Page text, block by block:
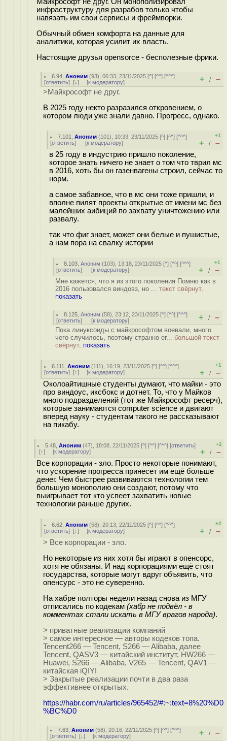
инфраструктуру для разрабов только чтобы
навязать им свои сервисы и фреймворки.
Обычный обмен комфорта на данные для
аналитики, которая усилит их власть.
Настоящие друзья opensorce - бесполезные фрики.
6.94 ,Аноним (93), 06:33, 23/11/2025 [^] [^^] [^^^]
[ответить] [↓] [к модератору] + / –
>Майкрософт не друг.
В 2025 году некто разразился откровением, о
котором люди уже знали давно. Прогресс, однако.
7.101 ,Аноним (101), 10:33, 23/11/2025 [^] [^^] [^^^]
[ответить] [к модератору]
+1
+ / –
в 25 году в индустрию пришло поколение,
которое знать ничего не знает о том что тврил мс
в 2016, хоть бы он газенвагены строил, сейчас то
норм.
а самое забавное, что в мс они тоже пришли, и
вполне пилят проекты открытые от имени мс без
малейших аибиций по захвату уничтожению или
развалу.
так что фиг знает, может они белые и пушистые,
а нам пора на свалку истории
8.103 ,Аноним (103), 13:18, 23/11/2025 [^] [^^] [^^^]
[ответить] [к модератору]
+1
+ / –
Мне кажется, что я из этого поколения Помню как в
2016 пользовался виндовз, но ... текст свёрнут,
показать
8.125 ,Аноним (58), 23:12, 23/11/2025 [^] [^^] [^^^]
[ответить] [к модератору] + / –
Пока линуксоиды с майкрософтом воевали, много
чего случилось, поэтому странно ег... большой текст
свёрнут, показать
6.111 ,Аноним (111), 16:19, 23/11/2025 [^] [^^] [^^^]
[ответить] [↑] [к модератору]
+1
+ / –
Околоайтишные студенты думают, что майки - это
про виндоус, иксбокс и дотнет. То, что у Майков
много подразделений (тот же Майкрософт ресерч),
которые занимаются computer science и двигают
вперед науку - студентам такого не рассказывают
на пикабу.
5.48 ,Аноним (47), 18:08, 22/11/2025 [^] [^^] [^^^] [ответить]
[↑] [к модератору]
+2
+ / –
Все корпорации - зло. Просто некоторые понимают,
что ускорение прогресса принесет им ещё больше
денег. Чем быстрее развиваются технологии тем
большую монополию они создают, потому что
выигрывает тот кто успеет захватить новые
технологии раньше других.
6.62 ,Аноним (58), 20:13, 22/11/2025 [^] [^^] [^^^]
[ответить] [↓] [к модератору]
+2
+ / –
> Все корпорации - зло.
Но некоторые из них хотя бы играют в опенсорс,
хотя не обязаны. И над корпорациями ещё стоят
государства, которые могут вдруг объявить, что
опенсурс - это не суверенно.
На хабре полторы недели назад снова из МГУ
отписались по кодекам (хабр не подвёл - в
комментах стали искать в МГУ врагов народа).
> приватные реализации компаний
> самое интересное — авторы кодеков топа.
Tencent266 — Tencent, S266 — Alibaba, далее
Tencent, QASV3 — китайский институт, HW266 —
Huawei, S266 — Alibaba, V265 — Tencent, QAV1 —
китайская iQIYI
> Закрытые реализации почти в два раза
эффективнее открытых.
https://habr.com/ru/articles/965452/#:~:text=8%20%D0
%BC%D0
7.63 ,Аноним (58), 20:16, 22/11/2025 [^] [^^] [^^^]
[ответить] [↓] [к модератору] + / –